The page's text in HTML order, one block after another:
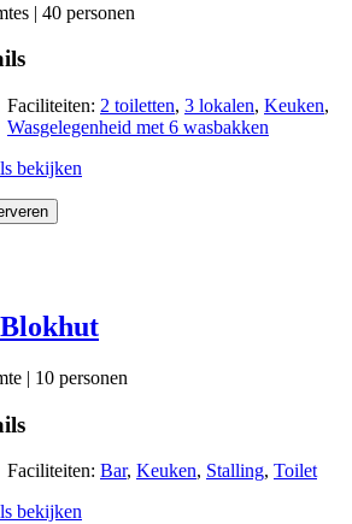
| 40 personen
Faciliteiten: 2 toiletten, 3 lokalen, Keuken,
Wasgelegenheid met 6 wasbakken
bekijken
| 10 personen
Faciliteiten: Bar, Keuken, Stalling, Toilet
bekijken